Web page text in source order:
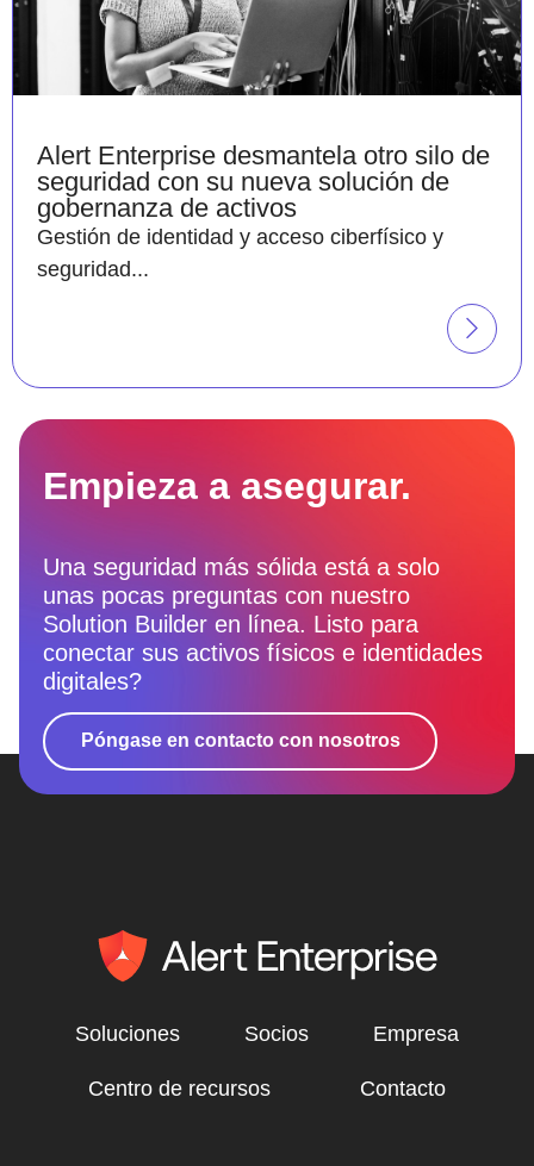
Alert Enterprise desmantela otro silo de
seguridad con su nueva solución de
gobernanza de activos
Gestión de identidad y acceso ciberfísico y
seguridad...
Empieza a asegurar.
Una seguridad más sólida está a solo
unas pocas preguntas con nuestro
Solution Builder en línea. Listo para
conectar sus activos físicos e identidades
digitales?
Póngase en contacto con nosotros
Soluciones Socios Empresa
Centro de recursos Contacto